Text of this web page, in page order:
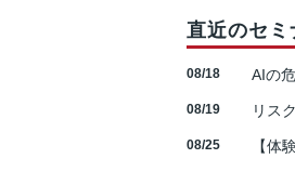
直近のセミ
08/18 AIの
08/19 リス
08/25 【体